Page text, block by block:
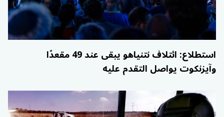
استطلاع: ائتلاف نتنياهو يبقى عند 49 مقعدًا
وآيزنكوت يواصل التقدم عليه